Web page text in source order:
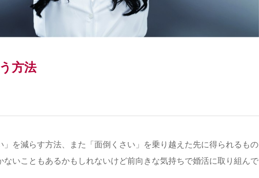
方法
を減らす方法、また「面倒くさい」を乗り越えた先に得られるもの
いこともあるかもしれないけど前向きな気持ちで婚活に取り組んで